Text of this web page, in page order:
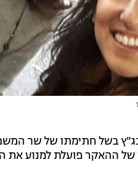
בשל חתימתו של שר
ההאקר פועלת למנוע את